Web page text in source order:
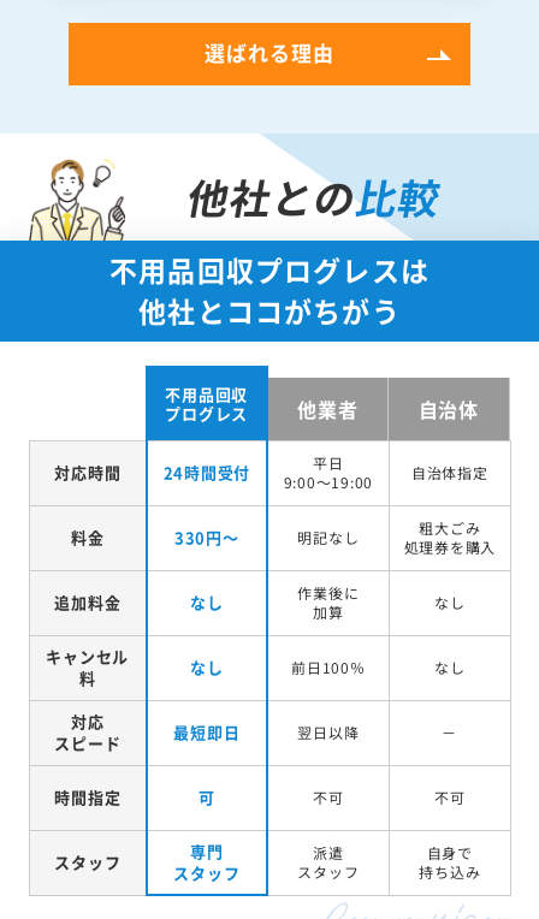
選ばれる理由
他社との比較
不用品回収プログレスは
他社とココがちがう
不用品回収
プログレス
他業者 自治体
対応時間 24時間受付
平日
9:00～19:00
自治体指定
料金 330円～ 明記なし
粗大ごみ
処理券を購入
追加料金 なし
作業後に
加算
なし
キャンセル
料
なし 前日100％ なし
対応
スピード
最短即日 翌日以降 －
時間指定 可 不可 不可
スタッフ
専門
スタッフ
派遣
スタッフ
自身で
持ち込み